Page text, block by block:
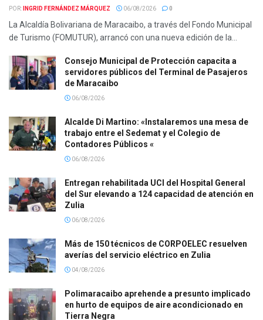
POR: INGRID FERNÁNDEZ MÁRQUEZ 06/08/2026 0
La Alcaldía Bolivariana de Maracaibo, a través del Fondo Municipal
de Turismo (FOMUTUR), arrancó con una nueva edición de la...
Consejo Municipal de Protección capacita a
servidores públicos del Terminal de Pasajeros
de Maracaibo
06/08/2026
Alcalde Di Martino: «Instalaremos una mesa de
trabajo entre el Sedemat y el Colegio de
Contadores Públicos «
06/08/2026
Entregan rehabilitada UCI del Hospital General
del Sur elevando a 124 capacidad de atención en
Zulia
06/08/2026
Más de 150 técnicos de CORPOELEC resuelven
averías del servicio eléctrico en Zulia
04/08/2026
Polimaracaibo aprehende a presunto implicado
en hurto de equipos de aire acondicionado en
Tierra Negra